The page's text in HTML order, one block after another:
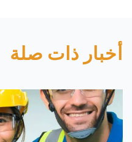
أخبار ذات صلة